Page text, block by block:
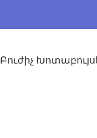
Բուժիչ